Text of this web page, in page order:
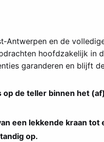
en de
hoofdzakelijk in
garanderen en blijft
op de teller binnen het
een lekkende kraan tot
op.